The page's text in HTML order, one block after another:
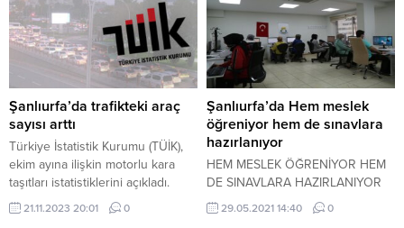
Şanlıurfa’da trafikteki araç
sayısı arttı
Türkiye İstatistik Kurumu (TÜİK),
ekim ayına ilişkin motorlu kara
taşıtları istatistiklerini açıkladı.
Buna göre, Şanlıurfa’da trafiğe
kayıtlı araç sayısı ekim ayı sonu
21.11.2023 20:01 0
Şanlıurfa’da Hem meslek
öğreniyor hem de sınavlara
hazırlanıyor
HEM MESLEK ÖĞRENİYOR HEM
DE SINAVLARA HAZIRLANIYOR
29.05.2021 14:40 0